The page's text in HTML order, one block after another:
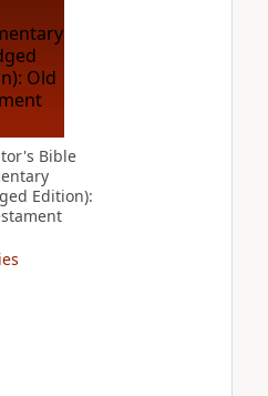
Bible
Edition):